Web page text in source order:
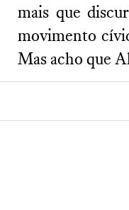
mais que
movimento
Mas acho que